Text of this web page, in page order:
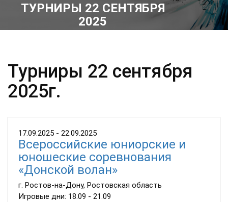
ТУРНИРЫ 22 СЕНТЯБРЯ
2025
Турниры 22 сентября
2025г.
17.09.2025 - 22.09.2025
Всероссийские юниорские и
юношеские соревнования
«Донской волан»
г. Ростов-на-Дону, Ростовская область
Игровые дни: 18.09 - 21.09